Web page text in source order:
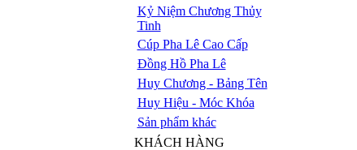
Kỷ Niệm Chương Thủy
Tinh
Cúp Pha Lê Cao Cấp
Đồng Hồ Pha Lê
Huy Chương - Bảng Tên
Huy Hiệu - Móc Khóa
Sản phẩm khác
KHÁCH HÀNG